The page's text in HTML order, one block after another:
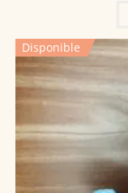
Disponible